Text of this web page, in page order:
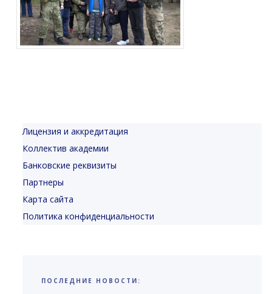
Лицензия и аккредитация
Коллектив академии
Банковские реквизиты
Партнеры
Карта сайта
Политика конфиденциальности
ПОСЛЕДНИЕ НОВОСТИ: